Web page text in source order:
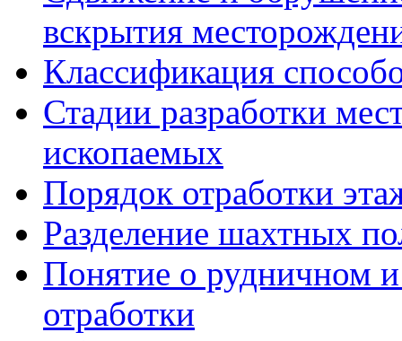
вскрытия
Классификация
Стадии разработки
ископаемых
Порядок отработки
Разделение шахтных
Понятие о рудничном
отработки